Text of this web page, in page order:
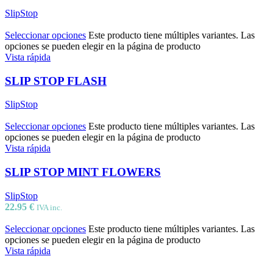
SlipStop
Seleccionar opciones Este producto tiene múltiples variantes. Las
opciones se pueden elegir en la página de producto
Vista rápida
SLIP STOP FLASH
SlipStop
Seleccionar opciones Este producto tiene múltiples variantes. Las
opciones se pueden elegir en la página de producto
Vista rápida
SLIP STOP MINT FLOWERS
SlipStop
22.95 € IVA inc.
Seleccionar opciones Este producto tiene múltiples variantes. Las
opciones se pueden elegir en la página de producto
Vista rápida